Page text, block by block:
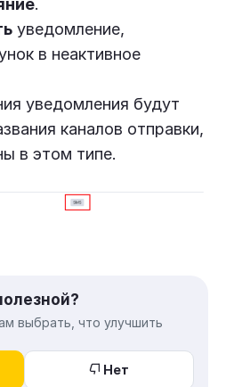
.
уведомление,
в неактивное
уведомления будут
каналов отправки,
в этом типе.
выбрать, что улучшить
Нет